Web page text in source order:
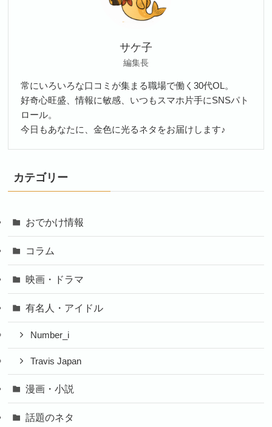
サケ子
編集長
常にいろいろな口コミが集まる職場で働く30代OL。
好奇心旺盛、情報に敏感、いつもスマホ片手にSNSパト
ロール。
今日もあなたに、金色に光るネタをお届けします♪
カテゴリー
おでかけ情報
コラム
映画・ドラマ
有名人・アイドル
Number_i
Travis Japan
漫画・小説
話題のネタ